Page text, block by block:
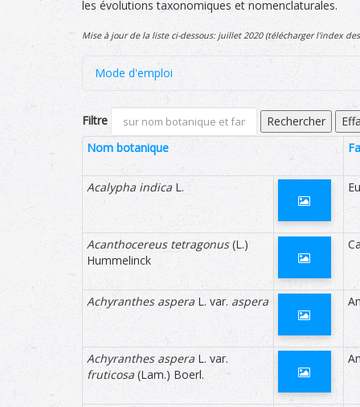
les évolutions taxonomiques et nomenclaturales.
Mise à jour de la liste ci-dessous: juillet 2020 (télécharger l'index
Mode d'emploi
Un filtre permet d'effectuer une recherche sur les
Il est possible de classer les données par
'Endémicité', 'Rareté', 'Menace').
Voici la liste des champs d'informations et leur
par
Famille
Statut général
doute
en
Endémicité
Indien.
Filtre Rechercher
Nom botanique
Acalypha indica L.
Acanthocereus tetragonus(L.)
Hummelinck
Achyranthes aspera L. var. aspera
Achyranthes aspera L. var.
fruticosa (Lam.) Boerl.